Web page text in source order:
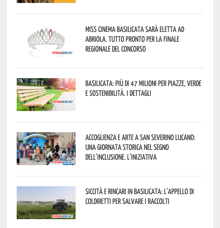
Miss Cinema Basilicata sarà eletta ad
Abriola. Tutto pronto per la finale
regionale del concorso
Basilicata: più di 47 milioni per piazze, verde
e sostenibilità. I dettagli
Accoglienza e arte a San Severino Lucano:
una giornata storica nel segno
dell’inclusione. L’iniziativa
Siccità e rincari in Basilicata: l’appello di
Coldiretti per salvare i raccolti